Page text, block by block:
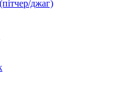
джаг)